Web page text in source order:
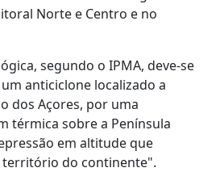
Norte e Centro e no
segundo o IPMA, deve-se
anticiclone localizado a
dos Açores, por uma
térmica sobre a Península
em altitude que
território do continente".